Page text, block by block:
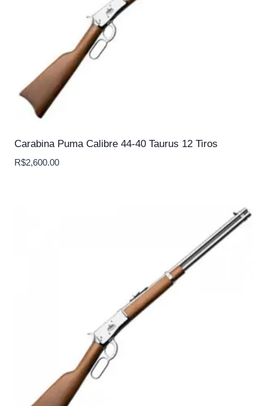
Carabina Puma Calibre 44-40 Taurus 12 Tiros
R$2,600.00